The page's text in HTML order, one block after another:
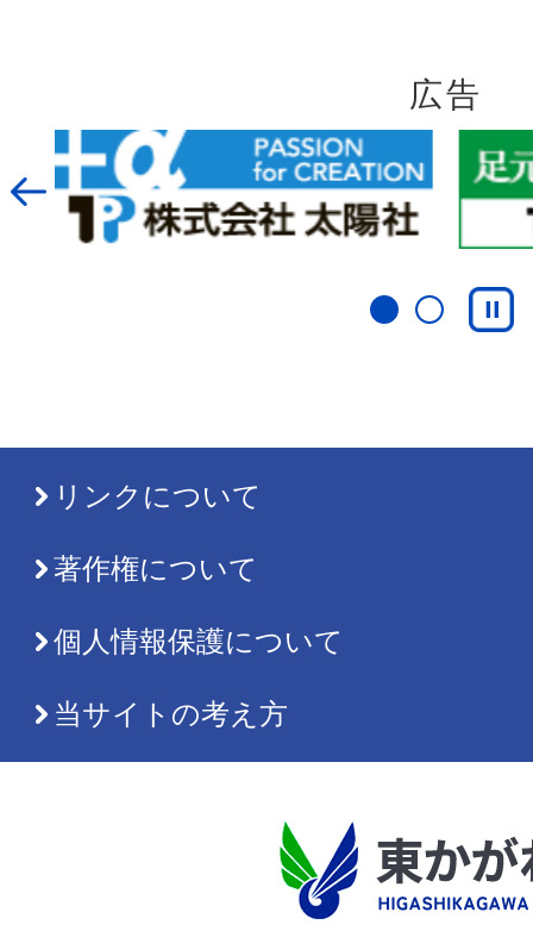
広告
1
枚
目
イ
ド
枚
目
の
ス
イ
リンクについて
著作権について
個人情報保護について
当サイトの考え方